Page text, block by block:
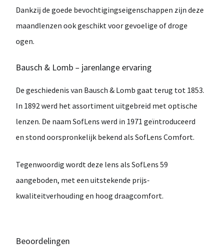
Dankzij de goede bevochtigingseigenschappen zijn deze
maandlenzen ook geschikt voorgevoelige of droge
ogen.
Bausch & Lomb – jarenlange ervaring
De geschiedenis van Bausch & Lomb gaat terug tot 1853.
In 1892werd het assortiment uitgebreid met optische
lenzen. De naam SofLens werd in 1971 geïntroduceerd
en stond oorspronkelijk bekend als SofLens Comfort.
Tegenwoordig wordt deze lens als SofLens 59
aangeboden, met een uitstekende prijs-
kwaliteitverhouding en hoog draagcomfort.
Beoordelingen